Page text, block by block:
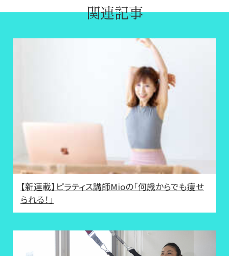
関連記事
【新連載】ピラティス講師Mioの「何歳からでも痩せ
られる！」